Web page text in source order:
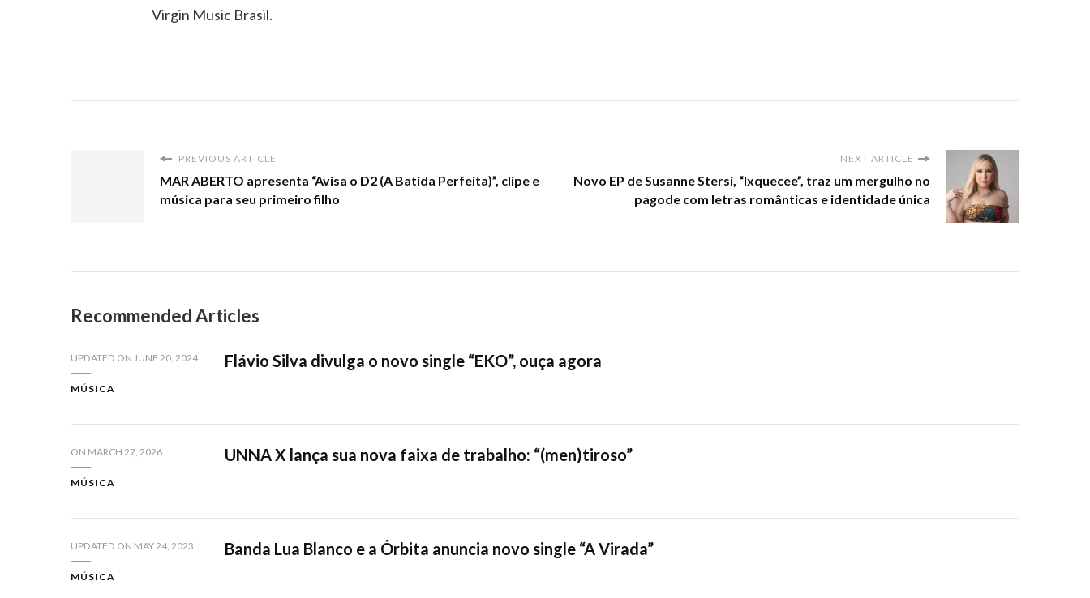
Virgin Music Brasil.
PREVIOUS ARTICLE
MAR ABERTO apresenta “Avisa o D2 (A Batida Perfeita)”, clipe e
música para seu primeiro filho
NEXT ARTICLE
Novo EP de Susanne Stersi, “Ixquecee”, traz um mergulho no
pagode com letras românticas e identidade única
Recommended Articles
UPDATED ON JUNE 20, 2024
MÚSICA
Flávio Silva divulga o novo single “EKO”, ouça agora
ON MARCH 27, 2026
MÚSICA
UNNA X lança sua nova faixa de trabalho: “(men)tiroso”
UPDATED ON MAY 24, 2023
MÚSICA
Banda Lua Blanco e a Órbita anuncia novo single “A Virada”